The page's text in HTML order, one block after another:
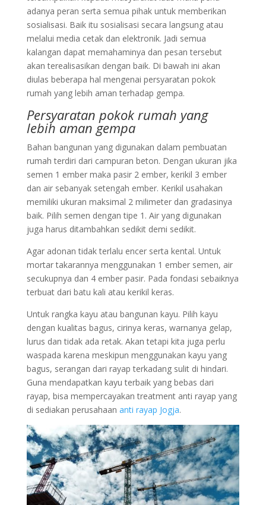
adanya peran serta semua pihak untuk memberikan
sosialisasi. Baik itu sosialisasi secara langsung atau
melalui media cetak dan elektronik. Jadi semua
kalangan dapat memahaminya dan pesan tersebut
akan terealisasikan dengan baik. Di bawah ini akan
diulas beberapa hal mengenai persyaratan pokok
rumah yang lebih aman terhadap gempa.
Persyaratan pokok rumah yang
lebih aman gempa
Bahan bangunan yang digunakan dalam pembuatan
rumah terdiri dari campuran beton. Dengan ukuran jika
semen 1 ember maka pasir 2 ember, kerikil 3 ember
dan air sebanyak setengah ember. Kerikil usahakan
memiliki ukuran maksimal 2 milimeter dan gradasinya
baik. Pilih semen dengan tipe 1. Air yang digunakan
juga harus ditambahkan sedikit demi sedikit.
Agar adonan tidak terlalu encer serta kental. Untuk
mortar takarannya menggunakan 1 ember semen, air
secukupnya dan 4 ember pasir. Pada fondasi sebaiknya
terbuat dari batu kali atau kerikil keras.
Untuk rangka kayu atau bangunan kayu. Pilih kayu
dengan kualitas bagus, cirinya keras, warnanya gelap,
lurus dan tidak ada retak. Akan tetapi kita juga perlu
waspada karena meskipun menggunakan kayu yang
bagus, serangan dari rayap terkadang sulit di hindari.
Guna mendapatkan kayu terbaik yang bebas dari
rayap, bisa mempercayakan treatment anti rayap yang
di sediakan perusahaan anti rayap Jogja.